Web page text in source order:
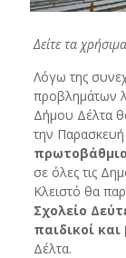
Δείτε τα
Λόγω της
προβλημάτων
Δήμου Δέλτα
την Παρασκευή
σε όλες τις
Κλειστό θα
Σχολείο
παιδικοί
Δέλτα.